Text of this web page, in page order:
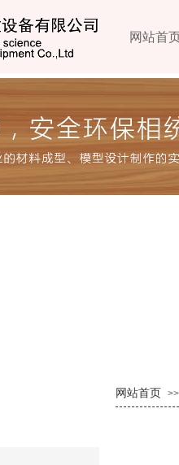
网站首页 >>
网站首